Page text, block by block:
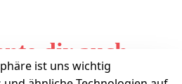
dir auch
ist uns wichtig